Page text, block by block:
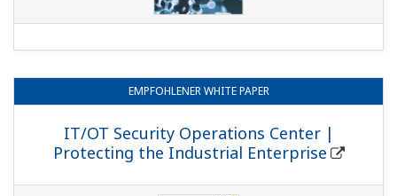
EMPFOHLENER WHITE PAPER
IT/OT Security Operations Center |
Protecting the Industrial Enterprise